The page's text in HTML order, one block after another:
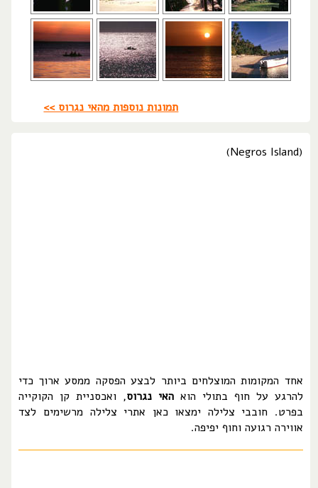
תמונות נוספות מהאי נגרוס >>
(Negros Island)
אחד המקומות המוצלחים ביותר לבצע הפסקה ממסע ארוך כדי
להרגע על חוף בתולי הוא האי נגרוס, ואכסניית קן הקוקייה
בפרט. חובבי צלילה ימצאו כאן אתרי צלילה מרשימים לצד
אווירה רגועה וחוף יפיפה.